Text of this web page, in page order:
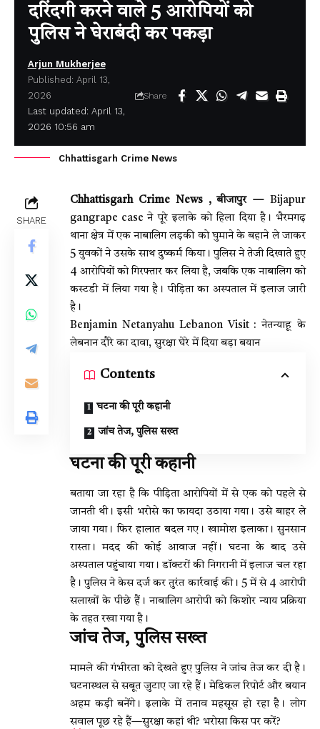
दरिंदगी करने वाले 5 आरोपियों को
पुलिस ने घेराबंदी कर पकड़ा
Last updated: April 13,
2026 10:56 am
Arjun Mukherjee
Published: April 13,
2026
Share
Chhattisgarh Crime News
SHARE
Chhattisgarh Crime News , बीजापुर —Bijapur
gangrape case ने पूरे इलाके को हिला दिया है। भैरमगढ़
थाना क्षेत्र में एक नाबालिग लड़की को घुमाने के बहाने ले जाकर
5 युवकों ने उसके साथ दुष्कर्म किया। पुलिस ने तेजी दिखाते हुए
4 आरोपियों को गिरफ्तार कर लिया है, जबकि एक नाबालिग को
कस्टडी में लिया गया है। पीड़िता का अस्पताल में इलाज जारी
है।
Benjamin Netanyahu Lebanon Visit : नेतन्याहू के
लेबनान दौरे का दावा, सुरक्षा घेरे में दिया बड़ा बयान
Contents
घटना की पूरी कहानी
जांच तेज, पुलिस सख्त
घटना की पूरी कहानी
बताया जा रहा है कि पीड़िता आरोपियों में से एक को पहले से
जानती थी। इसी भरोसे का फायदा उठाया गया। उसे बाहर ले
जाया गया। फिर हालात बदल गए। खामोश इलाका। सुनसान
रास्ता। मदद की कोई आवाज नहीं। घटना के बाद उसे
अस्पताल पहुंचाया गया। डॉक्टरों की निगरानी में इलाज चल रहा
है। पुलिस ने केस दर्ज कर तुरंत कार्रवाई की। 5 में से 4 आरोपी
सलाखों के पीछे हैं। नाबालिग आरोपी को किशोर न्याय प्रक्रिया
के तहत रखा गया है।
जांच तेज, पुलिस सख्त
मामले की गंभीरता को देखते हुए पुलिस ने जांच तेज कर दी है।
घटनास्थल से सबूत जुटाए जा रहे हैं। मेडिकल रिपोर्ट और बयान
अहम कड़ी बनेंगे। इलाके में तनाव महसूस हो रहा है। लोग
सवाल पूछ रहे हैं—सुरक्षा कहां थी? भरोसा किस पर करें?